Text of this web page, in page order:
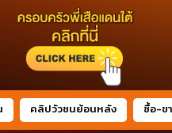
คลิปวัวชนย้อนหลัง ซื้อ-ข